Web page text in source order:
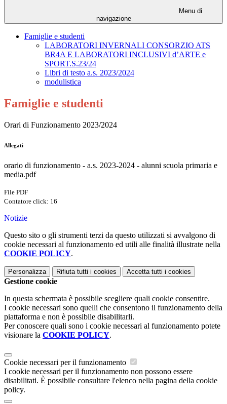
Menu di
navigazione
Famiglie e studenti
LABORATORI INVERNALI CONSORZIO ATS
BR4A E LABORATORI INCLUSIVI d’ARTE e
SPORT.S.23/24
Libri di testo a.s. 2023/2024
modulistica
Famiglie e studenti
Orari di Funzionamento 2023/2024
Allegati
orario di funzionamento - a.s. 2023-2024 - alunni scuola primaria e
media.pdf
File PDF
Contatore click: 16
Notizie
Questo sito o gli strumenti terzi da questo utilizzati si avvalgono di
cookie necessari al funzionamento ed utili alle finalità illustrate nella
COOKIE POLICY.
Personalizza Rifiuta tutti i cookies Accetta tutti i cookies
Gestione cookie
In questa schermata è possibile scegliere quali cookie consentire.
I cookie necessari sono quelli che consentono il funzionamento della
piattaforma e non è possibile disabilitarli.
Per conoscere quali sono i cookie necessari al funzionamento potete
visionare la COOKIE POLICY.
Cookie necessari per il funzionamento
I cookie necessari per il funzionamento non possono essere
disabilitati. È possibile consultare l'elenco nella pagina della cookie
policy.